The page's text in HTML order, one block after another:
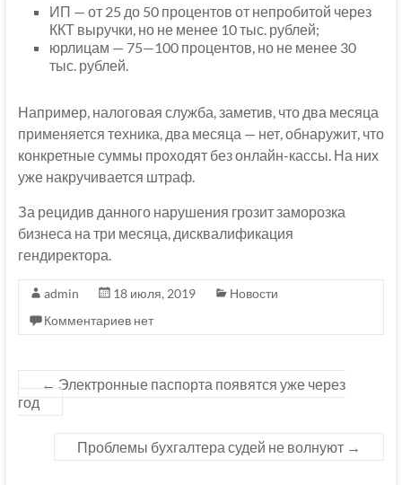
ИП — от 25 до 50 процентов от непробитой через
ККТ выручки, но не менее 10 тыс. рублей;
юрлицам — 75—100 процентов, но не менее 30
тыс. рублей.
Например, налоговая служба, заметив, что два месяца
применяется техника, два месяца — нет, обнаружит, что
конкретные суммы проходят без онлайн-кассы. На них
уже накручивается штраф.
За рецидив данного нарушения грозит заморозка
бизнеса на три месяца, дисквалификация
гендиректора.
admin 18 июля, 2019
Новости
Комментариев нет
← Электронные паспорта появятся уже через
год
Проблемы бухгалтера судей не волнуют →